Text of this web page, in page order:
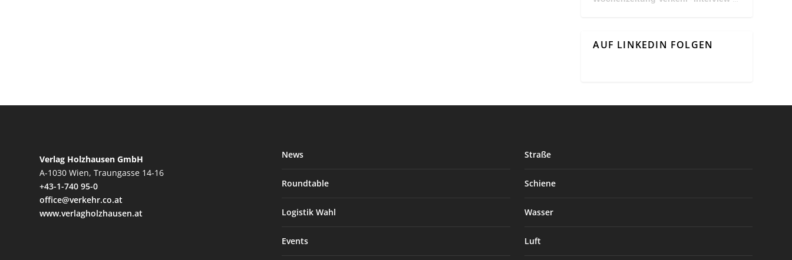
AUF LINKEDIN FOLGEN
Verlag Holzhausen GmbH
A-1030 Wien, Traungasse 14-16
+43-1-740 95-0
office@verkehr.co.at
www.verlagholzhausen.at
News
Roundtable
Logistik Wahl
Events
Straße
Schiene
Wasser
Luft